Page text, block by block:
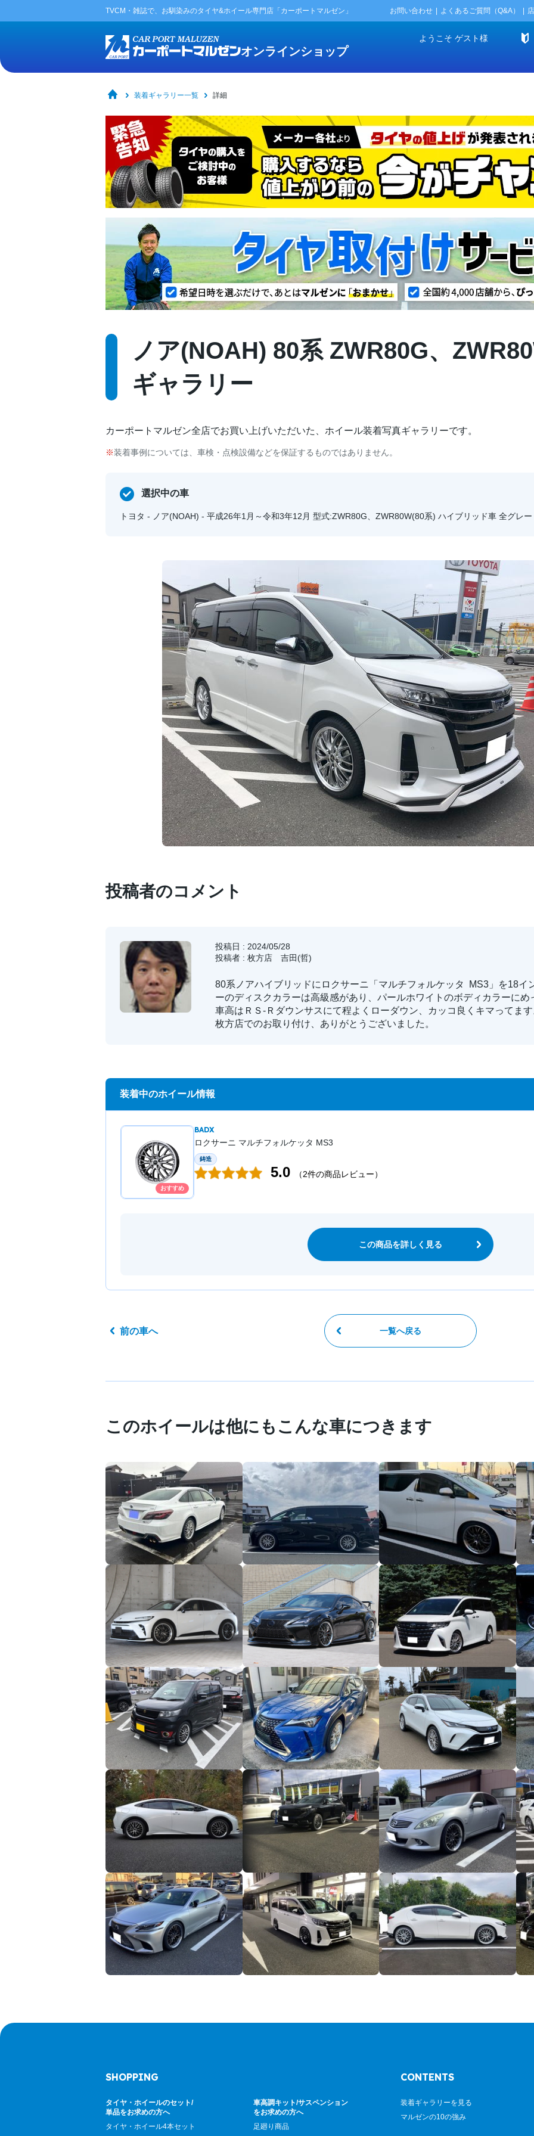
TVCM・雑誌で、お馴染みのタイヤ&ホイール専門店「カーポートマルゼン」 お問い合わせ よくあるご質問（Q&A）
オンラインショップ
ようこそ ゲスト様
装着ギャラリー一覧 詳細
ノア(NOAH) 80系 ZWR80G、
ギャラリー
カーポートマルゼン全店でお買い上げいただいた、ホイール装着写真ギャラリーです。
装着事例については、車検・点検設備などを保証するものではありません。
選択中の車
トヨタ - ノア(NOAH) - 平成26年1月～令和3年12月 型式:ZWR80G、ZWR80W(80系) ハイブリッド車 全グレ
投稿者のコメント
投稿日 : 2024/05/28
投稿者 : 枚方店 吉田(哲)
80系ノアハイブリッドにロクサーニ「マルチフォルケッタ MS3」を18イ
ーのディスクカラーは高級感があり、パールホワイトのボディカラーにめ
車高はＲＳ-Ｒダウンサスにて程よくローダウン、カッコ良くキマってま
枚方店でのお取り付け、ありがとうございました。
装着中のホイール情報
おすすめ
BADX
ロクサーニ マルチフォルケッタ MS3
鋳造
5.0 （2件の商品レビュー）
この商品を詳しく見る
前の車へ 一覧へ戻る
このホイールは他にもこんな車につきます
SHOPPING
タイヤ・ホイールのセット/
単品をお求めの方へ
タイヤ・ホイール4本セット
車高調キット/サスペンション
をお求めの方へ
足廻り商品
CONTENTS
装着ギャラリーを見る
マルゼンの10の強み